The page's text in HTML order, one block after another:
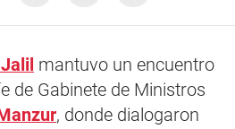
mantuvo un encuentro
de Gabinete de Ministros
, donde dialogaron